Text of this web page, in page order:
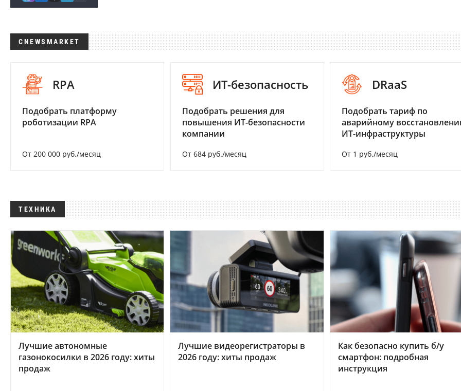
CNEWSMARKET
RPA
Подобрать платформу
роботизации RPA
От 200 000 руб./месяц
ИТ-безопасность
Подобрать решения для
повышения ИТ-безопасности
компании
От 684 руб./месяц
DRaaS
Подобрать тариф по
аварийному
ИТ-инфраструктуры
От 1 руб./месяц
ТЕХНИКА
Лучшие автономные
газонокосилки в 2026 году: хиты
продаж
Лучшие видеорегистраторы в
2026 году: хиты продаж
Как безопасно купить б/у
смартфон: подробная
инструкция